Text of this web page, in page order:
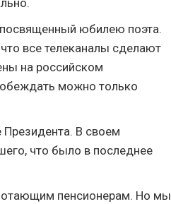
юбилею поэта.
все телеканалы сделают
на российском
можно только
В своем
что было в последнее
пенсионерам. Но мы